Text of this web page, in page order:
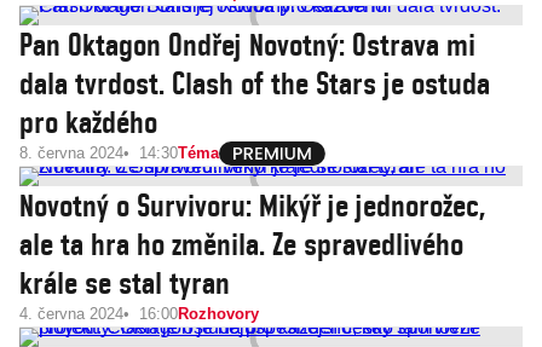
Pan Oktagon Ondřej Novotný: Ostrava mi
dala tvrdost. Clash of the Stars je ostuda
pro každého
8. června 2024 14:30Téma
Novotný o Survivoru: Mikýř je jednorožec,
ale ta hra ho změnila. Ze spravedlivého
krále se stal tyran
4. června 2024 16:00Rozhovory